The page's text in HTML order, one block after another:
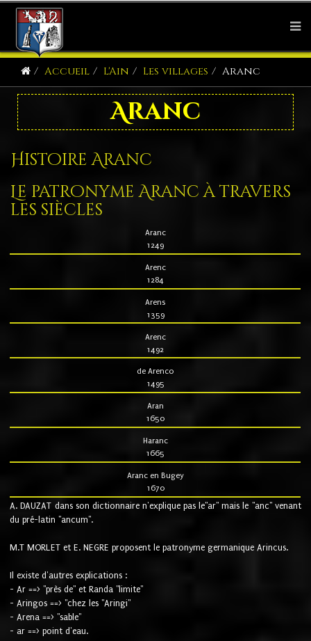
Accueil L'Ain Les villages Aranc
Aranc
Histoire Aranc
Le patronyme Aranc à travers
les siècles
Aranc
1249
Arenc
1284
Arens
1359
Arenc
1492
de Arenco
1495
Aran
1650
Haranc
1665
Aranc en Bugey
1670
A. DAUZAT dans son dictionnaire n'explique pas le"ar" mais le "anc" venant
du pré-latin "ancum".
M.T MORLET et E. NEGRE proposent le patronyme germanique Arincus.
Il existe d'autres explications :
- Ar ==> "près de" et Randa "limite"
- Aringos ==> "chez les "Aringi"
- Arena ==> "sable"
- ar ==> point d'eau.